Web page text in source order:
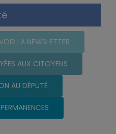
LA NEWSLETTER
AUX CITOYENS
AU DÉPUTÉ